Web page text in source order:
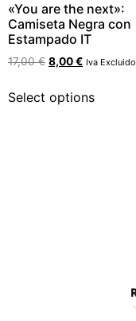
«You are the next»:
Camiseta Negra con
Estampado IT
17,00€ 8,00€ Iva Excluido
Select options